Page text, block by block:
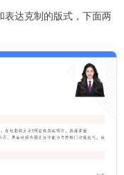
表达克制的版式，下面两